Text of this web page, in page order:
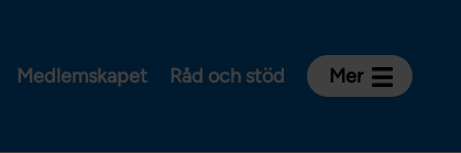
Medlemskapet Råd och stöd Mer